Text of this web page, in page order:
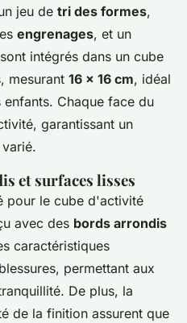
jeu de tri des formes,
engrenages, et un
intégrés dans un cube
mesurant 16 x 16 cm, idéal
Chaque face du
garantissant un
et surfaces lisses
pour le cube d'activité
avec des bords arrondis
caractéristiques
permettant aux
De plus, la
de la finition assurent que